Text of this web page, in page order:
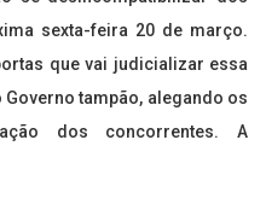
sexta-feira 20 de março.
que vai judicializar essa
tampão, alegando os
dos concorrentes. A